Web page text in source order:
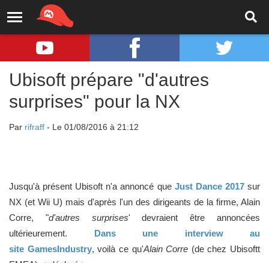
Ubisoft prépare "d'autres
surprises" pour la NX
Par rifraff - Le 01/08/2016 à 21:12
Jusqu'à présent Ubisoft n'a annoncé que Just Dance 2017sur
NX (et Wii U) mais d'après l'un des dirigeants de la firme, Alain
Corre, "d'autres surprises' devraient être annoncées
ultérieurement.
Dans une interview au
site GamesIndustry, voilà ce qu'Alain Corre (de chez Ubisoftt